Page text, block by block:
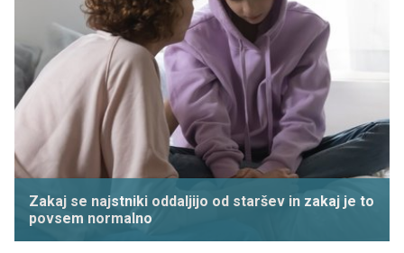
Zakaj se najstniki oddaljijo od staršev in zakaj je to
povsem normalno